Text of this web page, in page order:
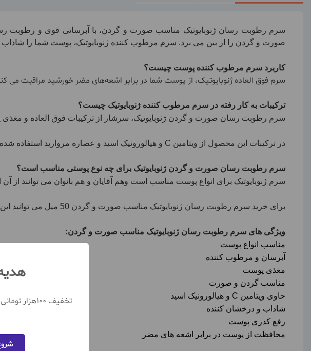
سرم رطوبت رسان ژنوبایوتیک مناسب صورت و گردن، با آبرسانی قوی و رطوبت
صورت و گردن را از بین می برد. سرم مرطوب کننده ژنوبایوتیک، پوست شما را
کاربرد سرم مرطوب کننده پوست چیست؟
سرم فوق العاده ژنوبایوتیک، از پوست شما در برابر اشعه‌های مضر خورشید مراقبت می
ترکیبات به کار رفته در سرم مرطوب کننده ژنوبایوتیک چیست؟
سرم رطوبت رسان صورت و گردن ژنوبایوتیک، سرشار از ترکیبات فوق العاده و
در ترکیبات این محصول از ویتامین C و هیالورونیک اسید و عصاره مروارید
سرم رطوبت رسان صورت و گردن ژنوبایوتیک برای چه نوع پوستی مناسب است؟
سرم ژنوبایوتیک برای انواع پوست مناسب است وهم آقایان و هم بانوان می توانند از آن
برای خرید سرم رطوبت رسان ژنوبایوتیک مناسب صورت و گردن 50 میل می توانید این محصول را از سایت فروشگاه اینترنتی سین دخت با قیمت مناسب خریداری نمایید.
ویژگی های سرم رطوبت رسان ژنوبایوتیک مناسب صورت و گردن:
مناسب انواع پوست
آبرسان و مرطوب کننده
مغذی پوست
مناسب گردن و صورت
حاوی ویتامین C و هیالورونیک اسید
شاداب و درخشان کننده
رفع کدری پوست
محافظت از پوست در برابر اشعه های مضر